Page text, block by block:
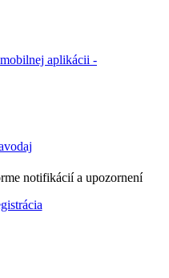
mobilnej aplikácii -
notifikácií a upozornení